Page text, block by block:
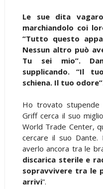
Le sue dita
marchiandolo coi
“Tutto questo
Nessun altro può
Tu sei mio”.
supplicando. “Il
schiena. Il tuo
Ho trovato stupende
Griff cerca il suo
World Trade Center,
cercare il suo Dante.
averlo ancora tra le
discarica sterile e
sopravvivere tra le
arrivi”.